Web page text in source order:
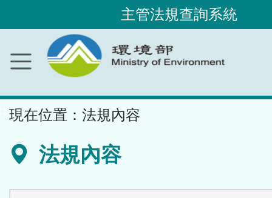
內
容
主管法規查詢系統
現在位置： 法規內容
法規內容